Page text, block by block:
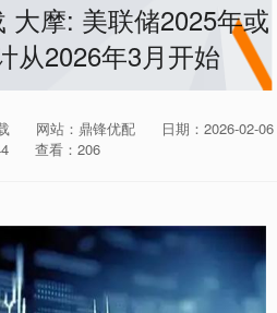
大摩: 美联储2025年或
从2026年3月开始
网站：鼎锋优配
日期：2026-02-06
查看：206